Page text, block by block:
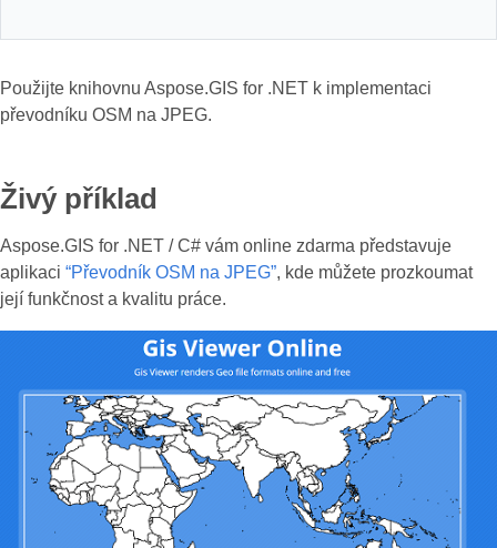
Použijte knihovnu Aspose.GIS for .NET k implementaci
převodníku OSM na JPEG.
Živý příklad
Aspose.GIS for .NET / C# vám online zdarma představuje
aplikaci “Převodník OSM na JPEG”, kde můžete prozkoumat
její funkčnost a kvalitu práce.